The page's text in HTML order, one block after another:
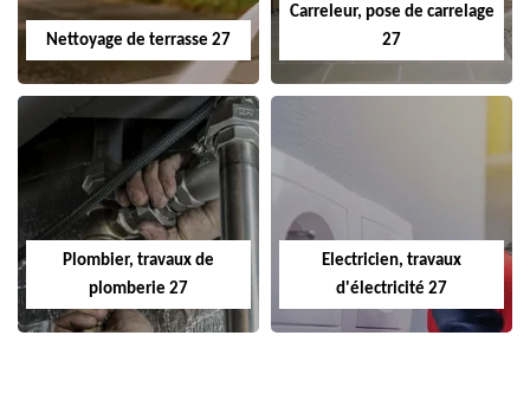
Nettoyage de terrasse 27
Carreleur, pose de carrelage
27
Plombier, travaux de
plomberie 27
Electricien, travaux
d'électricité 27